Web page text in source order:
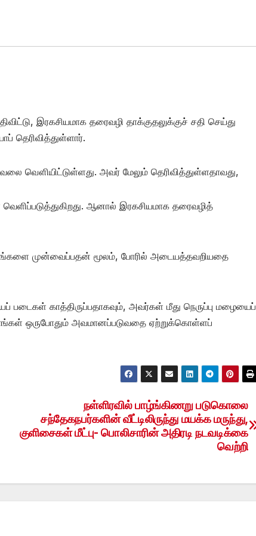
இரகசியமாக தரைவழி தாக்குதலுக்குச் சதி செய்து
தெரிவித்துள்ளார்.
வௌியிட்டுள்ளது. அவர் மேலும் தெரிவித்துள்ளதாவது,
ஆனால் இரகசியமாக தரைவழித்
முன்வைப்பதன் மூலம், போரில் அடையத்தவறியதை
காத்திருப்பதாகவும், அவர்கள் மீது நெருப்பு மழையைப்
ஒருபோதும் அவமானப்படுவதை ஏற்றுக்கொள்ளப்
நள்ளிரவில் பாழ்ங்கிணறு படுகொலை
சந்தேகநபர்களின் வீட்டிலிருந்து மயக்க மருந்து,
குளிசைகள் மீட்பு- பொலிசாரின் அதிரடி நடவடிக்கை
வெற்றி